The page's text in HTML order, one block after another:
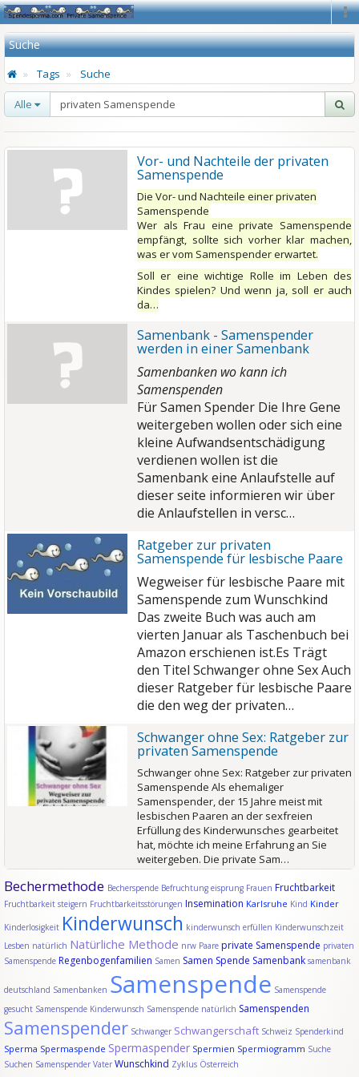
Suche
Tags Suche
Alle
Vor- und Nachteile der privaten
Samenspende
Die Vor- und Nachteile einer privaten
Samenspende
Wer als Frau eine private Samenspende
empfängt, sollte sich vorher klar machen,
was er vom Samenspender erwartet.
Soll er eine wichtige Rolle im Leben des
Kindes spielen? Und wenn ja, soll er auch
da…
Samenbank - Samenspender
werden in einer Samenbank
Samenbanken wo kann ich
Samenspenden
Für Samen Spender Die Ihre Gene
weitergeben wollen oder sich eine
kleine Aufwandsentschädigung
verdienen wollen ist die
Samenbank eine Anlaufstelle auf
dieser seite informieren wir über
die Anlaufstellen in versc…
Ratgeber zur privaten
Samenspende für lesbische Paare
Wegweiser für lesbische Paare mit
Samenspende zum Wunschkind
Das zweite Buch was auch am
vierten Januar als Taschenbuch bei
Amazon erschienen ist.Es Trägt
den Titel Schwanger ohne SexAuch
dieser Ratgeber für lesbische Paare
die den weg der privaten…
Schwanger ohne Sex: Ratgeber zur
privaten Samenspende
Schwanger ohne Sex: Ratgeber zur privaten
Samenspende Als ehemaliger
Samenspender, der 15 Jahre meist mit
lesbischen Paaren an der sexfreien
Erfüllung des Kinderwunsches gearbeitet
hat, möchte ich meine Erfahrung an Sie
weitergeben. Die private Sam…
Bechermethode Becherspende Befruchtung eisprung Frauen Fruchtbarkeit
Fruchtbarkeit steigern Fruchtbarkeitsstörungen Insemination Karlsruhe Kind Kinder
Kinderlosigkeit Kinderwunsch kinderwunsch erfüllen Kinderwunschzeit
Lesben natürlich Natürliche Methode nrw Paare private Samenspende privaten
Samenspende Regenbogenfamilien Samen Samen Spende Samenbank samenbank
deutschland Samenbanken Samenspende Samenspende
gesucht Samenspende Kinderwunsch Samenspende natürlich Samenspenden
Samenspender Schwanger Schwangerschaft Schweiz Spenderkind
Sperma Spermaspende Spermaspender Spermien Spermiogramm Suche
Suchen Samenspender Vater Wunschkind Zyklus Österreich